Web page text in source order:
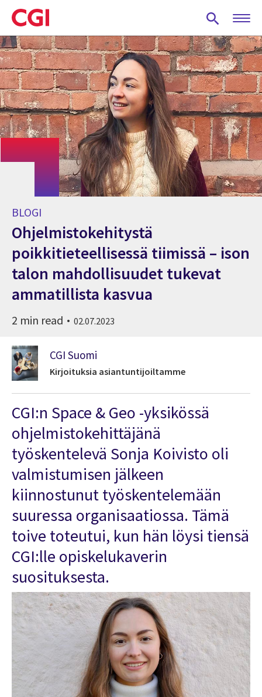
Skip
to
main
content
BLOGI
Ohjelmistokehitystä
poikkitieteellisessä tiimissä – ison
talon mahdollisuudet tukevat
ammatillista kasvua
2 min read 02.07.2023
CGI Suomi
Kirjoituksia asiantuntijoiltamme
CGI:n Space & Geo -yksikössä
ohjelmistokehittäjänä
työskentelevä Sonja Koivisto oli
valmistumisen jälkeen
kiinnostunut työskentelemään
suuressa organisaatiossa. Tämä
toive toteutui, kun hän löysi tiensä
CGI:lle opiskelukaverin
suosituksesta.